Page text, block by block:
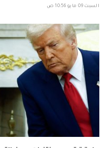
السبت 09 مايو 10:56 ص